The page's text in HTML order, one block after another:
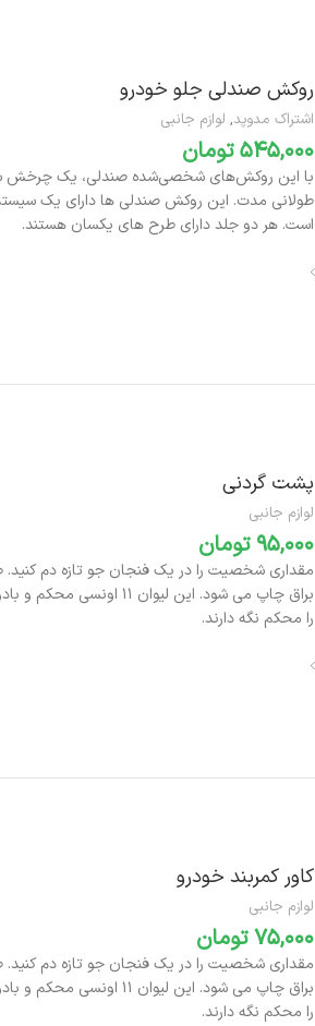
روکش صندلی جلو خودرو
اشتراک مدوپد, لوازم جانبی
تومان
با این روکش‌های شخصی‌شده صندلی، یک چرخش
طولانی مدت. این روکش صندلی ها دارای یک
است. هر دو جلد دارای طرح های یکسان هستند.
پشت گردنی
لوازم جانبی
تومان
را محکم نگه دارند.
کاور کمربند خودرو
لوازم جانبی
تومان
را محکم نگه دارند.